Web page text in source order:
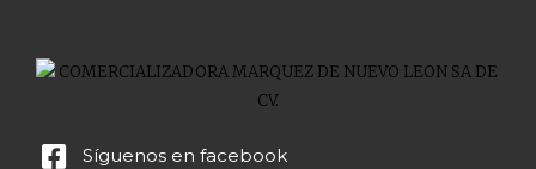
Síguenos en facebook